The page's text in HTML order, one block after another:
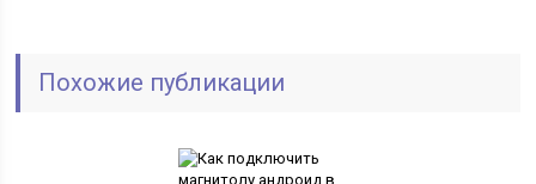
Похожие публикации